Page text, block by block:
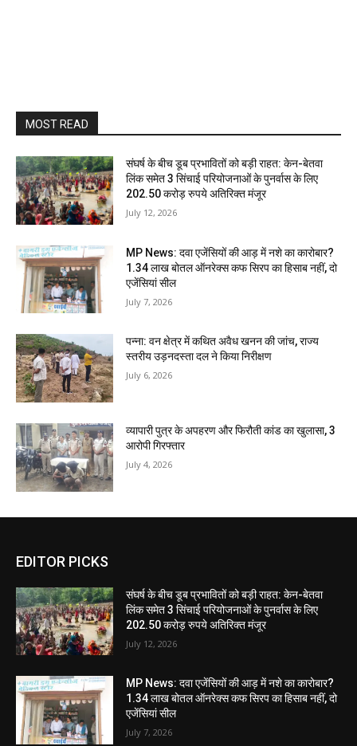
MOST READ
संघर्ष के बीच डूब प्रभावितों को बड़ी राहत: केन-बेतवा
लिंक समेत 3 सिंचाई परियोजनाओं के पुनर्वास के लिए
202.50 करोड़ रुपये अतिरिक्त मंजूर
July 12, 2026
MP News: दवा एजेंसियों की आड़ में नशे का कारोबार?
1.34 लाख बोतल ऑनरेक्स कफ सिरप का हिसाब नहीं, दो
एजेंसियां सील
July 7, 2026
पन्ना: वन क्षेत्र में कथित अवैध खनन की जांच, राज्य
स्तरीय उड़नदस्ता दल ने किया निरीक्षण
July 6, 2026
व्यापारी पुत्र के अपहरण और फिरौती कांड का खुलासा, 3
आरोपी गिरफ्तार
July 4, 2026
EDITOR PICKS
संघर्ष के बीच डूब प्रभावितों को बड़ी राहत: केन-बेतवा
लिंक समेत 3 सिंचाई परियोजनाओं के पुनर्वास के लिए
202.50 करोड़ रुपये अतिरिक्त मंजूर
July 12, 2026
MP News: दवा एजेंसियों की आड़ में नशे का कारोबार?
1.34 लाख बोतल ऑनरेक्स कफ सिरप का हिसाब नहीं, दो
एजेंसियां सील
July 7, 2026